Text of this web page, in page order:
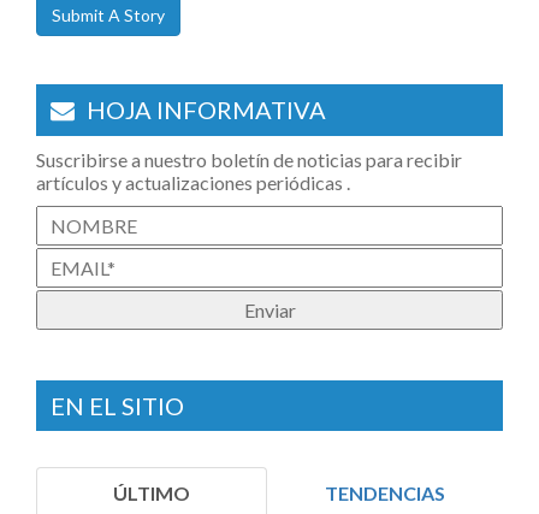
Submit A Story
HOJA INFORMATIVA
Suscribirse a nuestro boletín de noticias para recibir
artículos y actualizaciones periódicas .
EN EL SITIO
ÚLTIMO TENDENCIAS